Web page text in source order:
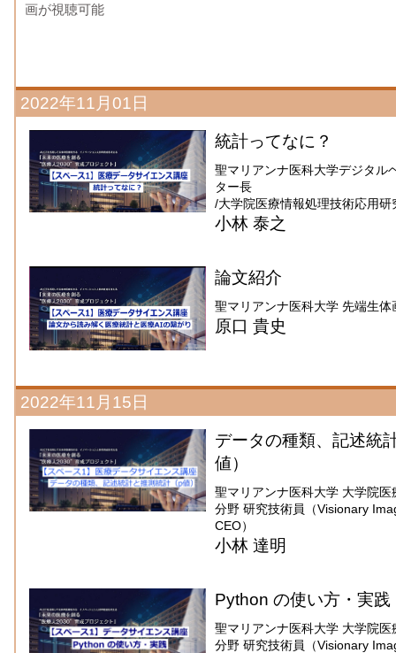
画が視聴可能
2022年11月01日
統計ってなに？
聖マリアンナ医科大学デジタル
ター長
/大学院医療情報処理技術応用研
小林 泰之
論文紹介
聖マリアンナ医科大学 先端生
原口 貴史
2022年11月15日
データの種類、記述統
値）
聖マリアンナ医科大学 大学院
分野 研究技術員（Visionary
CEO）
小林 達明
Python の使い方・実践
聖マリアンナ医科大学 大学院
分野 研究技術員（Visionary